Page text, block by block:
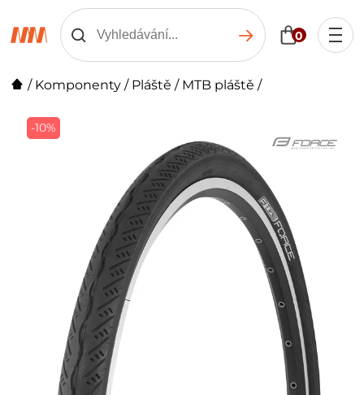
0
/ Komponenty / Pláště / MTB pláště /
-10%